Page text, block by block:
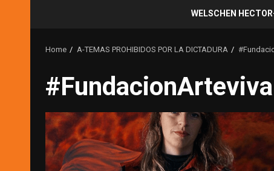
WELSCHEN
Home A-TEMAS PROHIBIDOS POR LA DICTADURA
#FundacionArteviva